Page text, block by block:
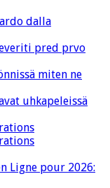
dalla
pred prvo
miten ne
uhkapeleissä
Ligne pour 2026: